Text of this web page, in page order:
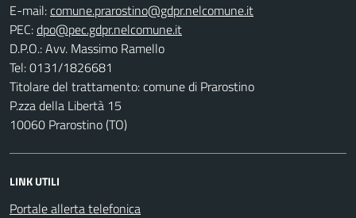
E-mail:
PEC:
D.P.O.: Avv. Massimo Ramello
Tel: 0131/1826681
Titolare del trattamento: comune di Prarostino
P.zza della Libertà 15
10060 Prarostino (TO)
LINK UTILI
Portale allerta telefonica